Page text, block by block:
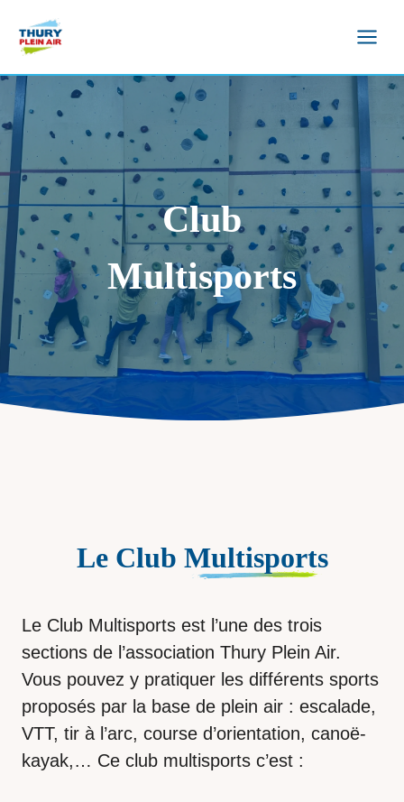
contenu
Club
Multisports
Le Club Multisports
Le Club Multisports est l’une des trois
sections de l’association Thury Plein Air.
Vous pouvez y pratiquer les différents sports
proposés par la base de plein air : escalade,
VTT, tir à l’arc, course d’orientation, canoë-
kayak,… Ce club multisports c’est :